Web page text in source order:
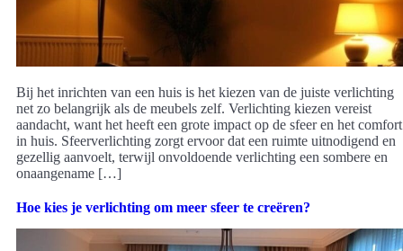
Bij het inrichten van een huis is het kiezen van de juiste verlichting
net zo belangrijk als de meubels zelf. Verlichting kiezen vereist
aandacht, want het heeft een grote impact op de sfeer en het comfort
in huis. Sfeerverlichting zorgt ervoor dat een ruimte uitnodigend en
gezellig aanvoelt, terwijl onvoldoende verlichting een sombere en
onaangename […]
Hoe kies je verlichting om meer sfeer te creëren?